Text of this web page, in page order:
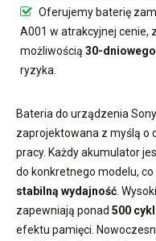
Oferujemybaterię
A001 w atrakcyjnej cenie, z
możliwością 30-
ryzyka.
Bateria do urządzenia
zaprojektowana z myślą o
pracy. Każdy akumulator
do konkretnego modelu,
stabilną wydajność .
zapewniają ponad 500
efektu pamięci.